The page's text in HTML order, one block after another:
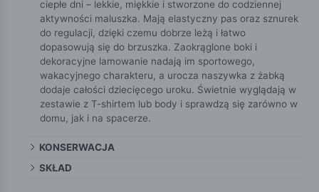
ciepłe dni – lekkie, miękkie i stworzone do codziennej
aktywności maluszka. Mają elastyczny pas oraz sznurek
do regulacji, dzięki czemu dobrze leżą i łatwo
dopasowują się do brzuszka. Zaokrąglone boki i
dekoracyjne lamowanie nadają im sportowego,
wakacyjnego charakteru, a urocza naszywka z żabką
dodaje całości dziecięcego uroku. Świetnie wyglądają w
zestawie z T-shirtem lub body i sprawdzą się zarówno w
domu, jak i na spacerze.
KONSERWACJA
SKŁAD